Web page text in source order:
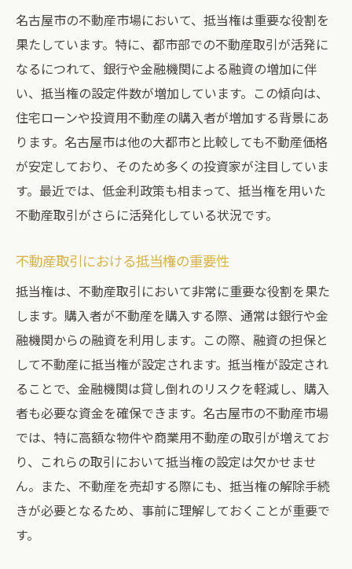
名古屋市の不動産市場において、抵当権は重要な役割を
果たしています。特に、都市部での不動産取引が活発に
なるにつれて、銀行や金融機関による融資の増加に伴
い、抵当権の設定件数が増加しています。この傾向は、
住宅ローンや投資用不動産の購入者が増加する背景にあ
ります。名古屋市は他の大都市と比較しても不動産価格
が安定しており、そのため多くの投資家が注目していま
す。最近では、低金利政策も相まって、抵当権を用いた
不動産取引がさらに活発化している状況です。
不動産取引における抵当権の重要性
抵当権は、不動産取引において非常に重要な役割を果た
します。購入者が不動産を購入する際、通常は銀行や金
融機関からの融資を利用します。この際、融資の担保と
して不動産に抵当権が設定されます。抵当権が設定され
ることで、金融機関は貸し倒れのリスクを軽減し、購入
者も必要な資金を確保できます。名古屋市の不動産市場
では、特に高額な物件や商業用不動産の取引が増えてお
り、これらの取引において抵当権の設定は欠かせませ
ん。また、不動産を売却する際にも、抵当権の解除手続
きが必要となるため、事前に理解しておくことが重要で
す。